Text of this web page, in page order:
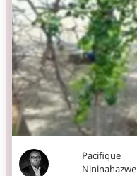
Pacifique
Nininahazwe